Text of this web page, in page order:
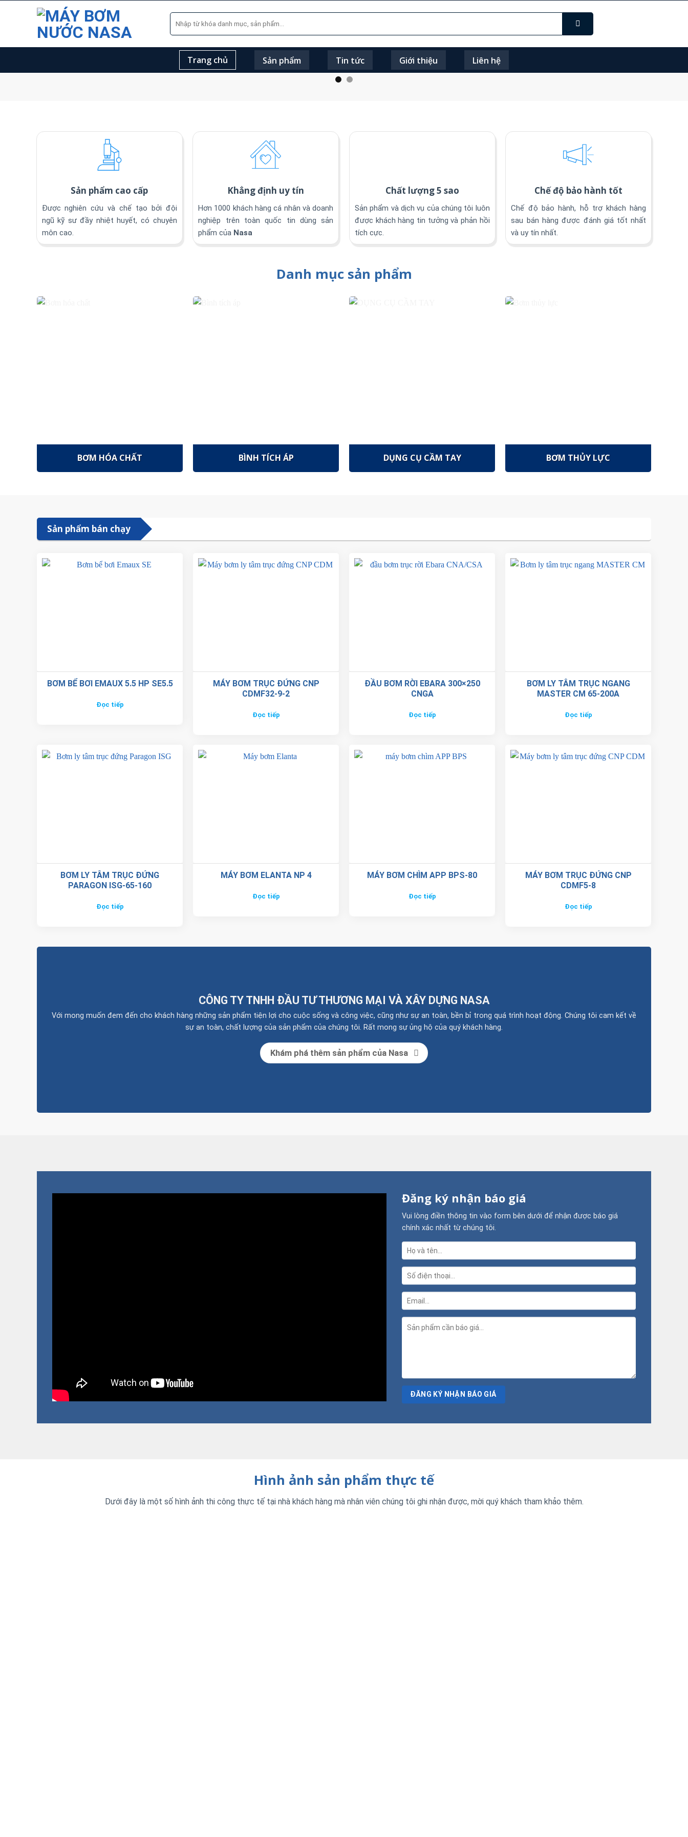
Tìm
kiếm:
Trang chủ Sản phẩm Tin tức Giới thiệu Liên hệ
Sản phẩm cao cấp
Được nghiên cứu và chế tạo bởi đội
ngũ kỹ sư đầy nhiệt huyết, có chuyên
môn cao.
Khẳng định uy tín
Hơn 1000 khách hàng cá nhân và doanh
nghiệp trên toàn quốc tin dùng sản
phẩm của Nasa
Chất lượng 5 sao
Sản phẩm và dịch vụ của chúng tôi luôn
được khách hàng tin tưởng và phản hồi
tích cực.
Chế độ bảo hành tốt
Chế độ bảo hành, hỗ trợ khách hàng
sau bán hàng được đánh giá tốt nhất
và uy tín nhất.
Danh mục sản phẩm
BƠM HÓA CHẤT BÌNH TÍCH ÁP DỤNG CỤ CẦM TAY BƠM THỦY LỰC
Sản phẩm bán chạy
BƠM BỂ BƠI EMAUX 5.5 HP SE5.5
Đọc tiếp
MÁY BƠM TRỤC ĐỨNG CNP
CDMF32-9-2
Đọc tiếp
ĐẦU BƠM RỜI EBARA 300×250
CNGA
Đọc tiếp
BƠM LY TÂM TRỤC NGANG
MASTER CM 65-200A
Đọc tiếp
BƠM LY TÂM TRỤC ĐỨNG
PARAGON ISG-65-160
Đọc tiếp
MÁY BƠM ELANTA NP 4
Đọc tiếp
MÁY BƠM CHÌM APP BPS-80
Đọc tiếp
MÁY BƠM TRỤC ĐỨNG CNP
CDMF5-8
Đọc tiếp
CÔNG TY TNHH ĐẦU TƯ THƯƠNG MẠI VÀ XÂY DỰNG NASA
Với mong muốn đem đến cho khách hàng những sản phẩm tiện lợi cho cuộc sống và công việc, cũng như sự an toàn, bền bỉ trong quá trình hoạt động. Chúng tôi cam kết về
sự an toàn, chất lượng của sản phẩm của chúng tôi. Rất mong sự ủng hộ của quý khách hàng.
Khám phá thêm sản phẩm của Nasa
Đăng ký nhận báo giá
Vui lòng điền thông tin vào form bên dưới để nhận được báo giá
chính xác nhất từ chúng tôi.
Hình ảnh sản phẩm thực tế
Dưới đây là một số hình ảnh thi công thực tế tại nhà khách hàng mà nhân viên chúng tôi ghi nhận được, mời quý khách tham khảo thêm.